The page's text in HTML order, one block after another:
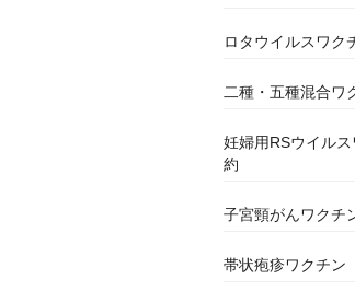
ロタウイルスワク
二種・五種混合ワ
妊婦用RSウイル
約
子宮頸がんワクチ
帯状疱疹ワクチン